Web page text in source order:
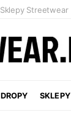
Sklepy Streetwear
DROPY SKLEPY